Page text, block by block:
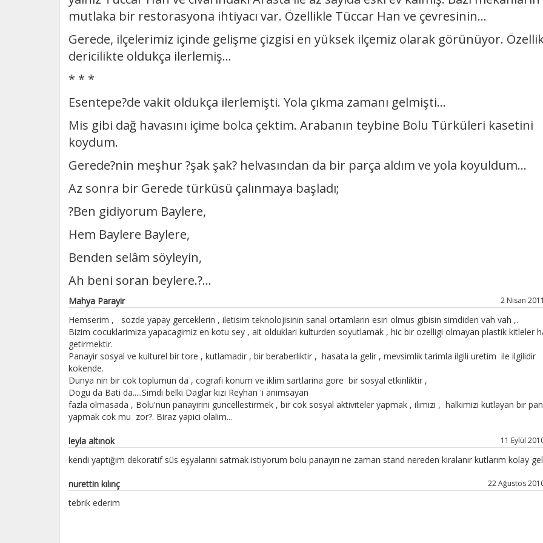
mutlaka bir restorasyona ihtiyacı var. Özellikle Tüccar Han ve çevresinin...
Gerede, ilçelerimiz içinde gelişme çizgisi en yüksek ilçemiz olarak görünüyor.
dericilikte oldukça ilerlemiş...
* * *
Esentepe?de vakit oldukça ilerlemişti. Yola çıkma zamanı gelmişti...
Mis gibi dağ havasını içime bolca çektim. Arabanın teybine Bolu Türküleri kasetini
koydum.
Gerede?nin meşhur ?şak şak? helvasından da bir parça aldım ve yola koyuldum...
Az sonra bir Gerede türküsü çalınmaya başladı;
?Ben gidiyorum Baylere,
Hem Baylere Baylere,
Benden selâm söyleyin,
Ah beni soran beylere.?...
Mahya Parayir 2 Nisan
Hemserim , sozde yapay gerceklerin , iletisim teknolojisinin sanal ortamlarin esiri olmus gibisin simdiden vah vah ,.
Bizim cocuklarimiza yapacagimiz en kotu sey , ait olduklari kulturden soyutlamak , hic bir ozelligi olmayan plastik kitleler
getirmektir.
Panayir sosyal ve kulturel bir tore , kutlamadir , bir beraberliktir , hasata la gelir , mevsimlik tarimla ilgili uretim ile ilgilidir
kokende.
Dunya nin bir cok toplumun da , cografi konum ve iklim sartlarina gore bir sosyal etkinliktir ,
Dogu da Bati da.....Simdi belki Daglar kizi Reyhan 'i animsayan
fazla olmasada , Bolu'nun panayirini guncellestirmek , bir cok sosyal aktiviteler yapmak , ilimizi , halkimizi kutlayan bir
yapmak cok mu zor?. Biraz yapici olalim...
leyla altınok 11 Eylül
kendi yaptığım dekoratif süs eşyalarını satmak istiyorum bolu panayırı ne zaman stand nereden kiralanır kutlarım kolay
nurettin kılınç 22 Ağustos
tebrik ederim